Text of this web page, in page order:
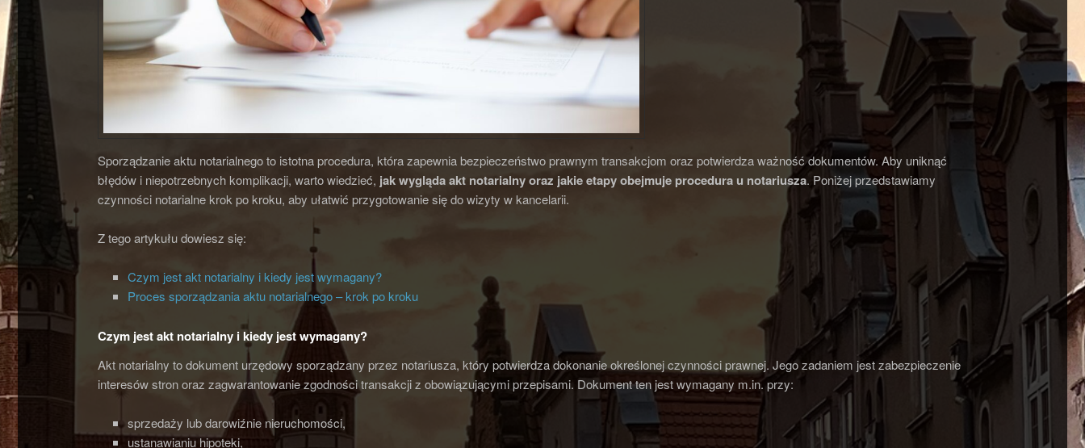
Sporządzanie aktu notarialnego to istotna procedura, która zapewnia bezpieczeństwo prawnym transakcjom oraz potwierdza ważność dokumentów. Aby uniknąć
błędów i niepotrzebnych komplikacji, warto wiedzieć, jak wygląda akt notarialnyoraz jakie etapy obejmuje procedura u notariusza. Poniżej przedstawiamy
czynności notarialne krok po kroku, aby ułatwić przygotowanie się do wizyty w kancelarii.
Z tego artykułu dowiesz się:
Czym jest akt notarialny i kiedy jest wymagany?
Proces sporządzania aktu notarialnego – krok po kroku
Czym jest akt notarialny i kiedy jest wymagany?
Akt notarialny to dokument urzędowy sporządzany przez notariusza, który potwierdza dokonanie określonej czynności prawnej. Jego zadaniem jest zabezpieczenie
interesów stron oraz zagwarantowanie zgodności transakcji z obowiązującymi przepisami. Dokument ten jest wymagany m.in. przy:
sprzedaży lub darowiźnie nieruchomości,
ustanawianiu hipoteki,